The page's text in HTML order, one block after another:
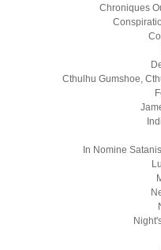
Chroniques
Cthulhu Gumshoe,
In Nomine